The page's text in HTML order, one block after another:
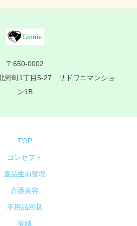
〒650-0002
野町1丁目5-27 サドワニマンショ
ン1B
TOP
コンセプト
遺品生前整理
介護美容
不用品回収
実績